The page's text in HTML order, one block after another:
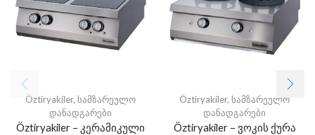
Öztiryakiler, სამზარეულო
დანადგარები
Öztiryakiler – კერამიკული
Öztiryakiler, სამზარეულო
დანადგარები
Öztiryakiler – ვოკის ქურა